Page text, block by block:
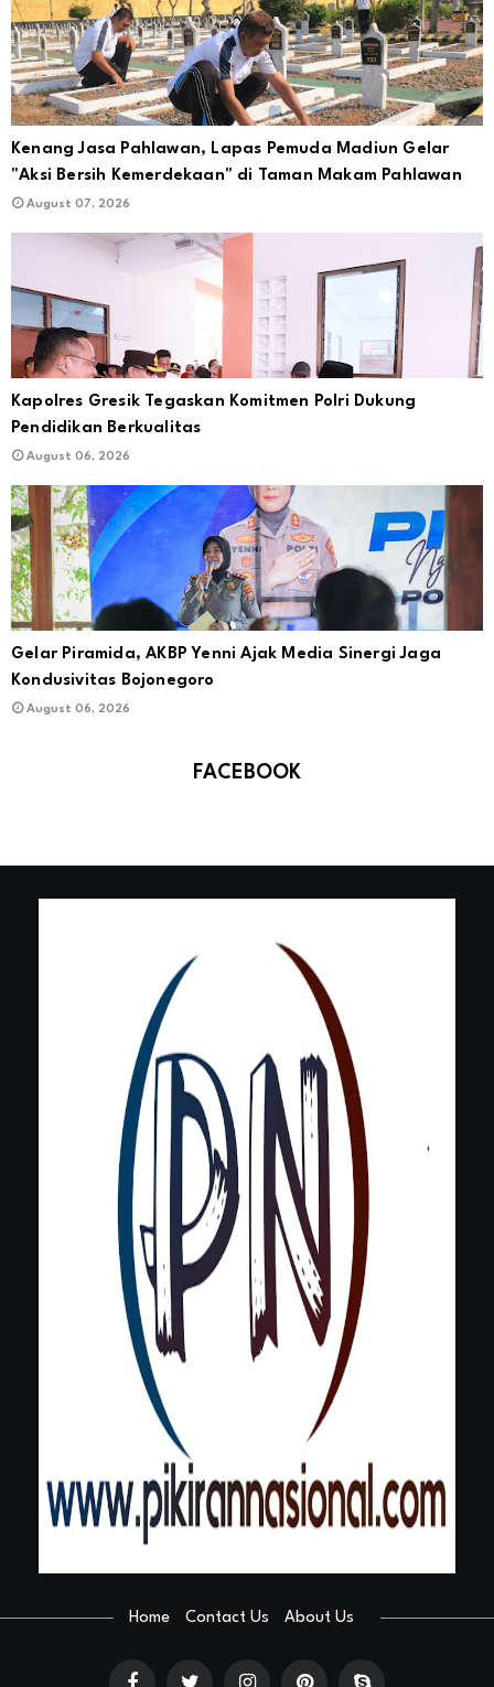
Kenang Jasa Pahlawan, Lapas Pemuda Madiun Gelar
"Aksi Bersih Kemerdekaan" di Taman Makam Pahlawan
August 07, 2026
Kapolres Gresik Tegaskan Komitmen Polri Dukung
Pendidikan Berkualitas
August 06, 2026
Gelar Piramida, AKBP Yenni Ajak Media Sinergi Jaga
Kondusivitas Bojonegoro
August 06, 2026
FACEBOOK
Home Contact Us About Us